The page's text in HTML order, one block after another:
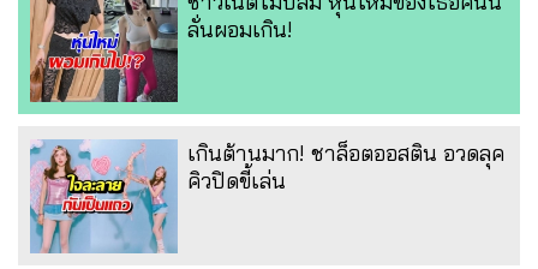
ลั่นผอมเกิน!
เกินต้านมาก! ชาล็อตออสติน อวดลุค
คิวปิดขี้เล่น